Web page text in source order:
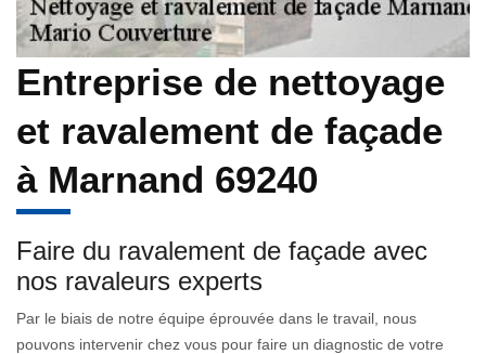
Entreprise de nettoyage
et ravalement de façade
à Marnand 69240
Faire du ravalement de façade avec
nos ravaleurs experts
Par le biais de notre équipe éprouvée dans le travail, nous
pouvons intervenir chez vous pour faire un diagnostic de votre